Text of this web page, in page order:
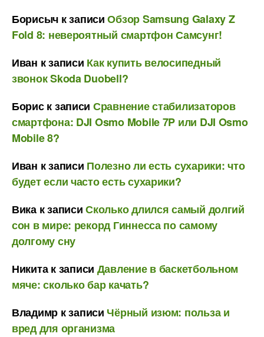
Борисыч к записиОбзор Samsung Galaxy Z
Fold 8: невероятный смартфон Самсунг!
Иван к записи Как купить велосипедный
звонок Skoda Duobell?
Бориск записи Сравнение стабилизаторов
смартфона: DJI Osmo Mobile 7P или DJI Osmo
Mobile 8?
Иван к записи Полезно ли есть сухарики: что
будет если часто есть сухарики?
Викак записиСколько длился самый долгий
сон в мире: рекорд Гиннесса по самому
долгому сну
Никитак записи Давление в баскетбольном
мяче: сколько бар качать?
Владимр к записи Чёрный изюм: польза и
вред для организма